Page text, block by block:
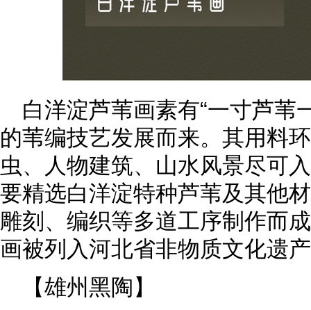
白洋淀芦苇画素有“一寸芦苇
的苇编技艺发展而来。其用料
虫、人物建筑、山水风景尽可
要精选白洋淀特种芦苇及其他
雕刻、编织等多道工序制作而
画被列入河北省非物质文化遗
【雄州黑陶】